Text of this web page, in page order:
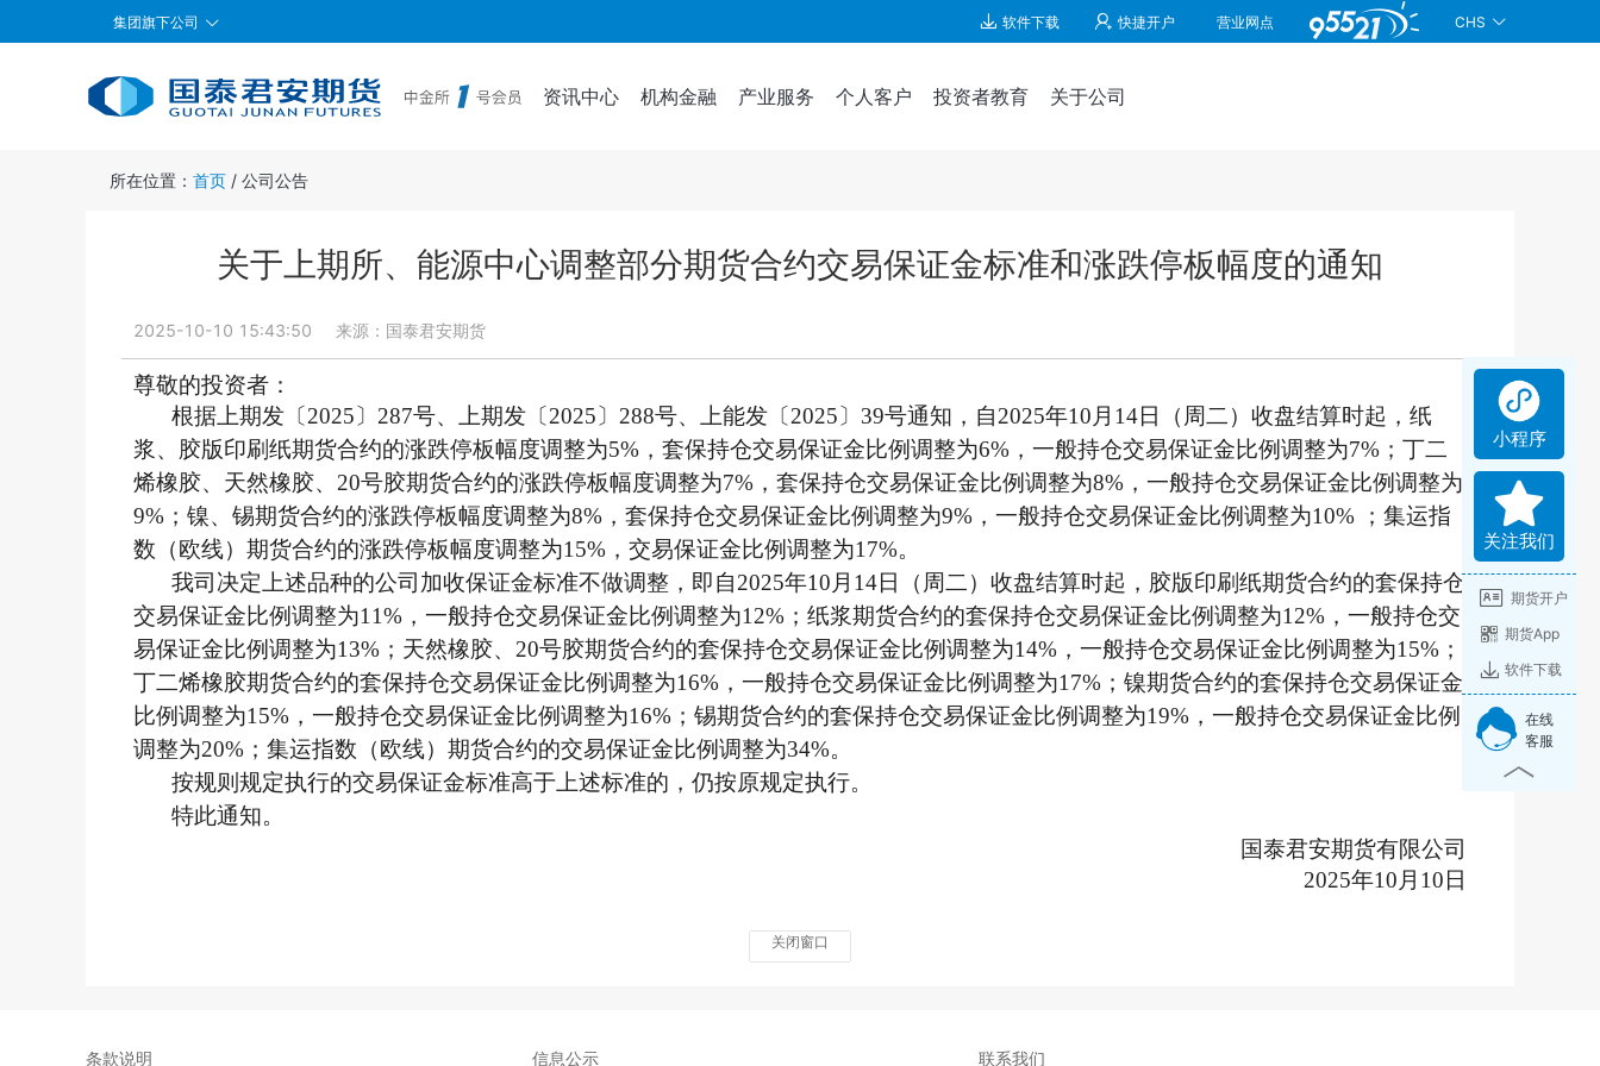
集团旗下公司 软件下载 快捷开户 营业网点 CHS
资讯中心 机构金融 产业服务 个人客户 投资者教育 关于公司
所在位置： 首页 / 公司公告
关于上期所、能源中心调整部分期货合约交易保证金标准和涨跌停板幅度的通知
2025-10-10 15:43:50 来源： 国泰君安期货
尊敬的投资者：
根据上期发〔2025〕287号、上期发〔2025〕288号、上能发〔2025〕39号通知，自2025年10月14日（周二）收盘结算时起，纸
浆、胶版印刷纸期货合约的涨跌停板幅度调整为5%，套保持仓交易保证金比例调整为6%，一般持仓交易保证金比例调整为7%；丁二
烯橡胶、天然橡胶、20号胶期货合约的涨跌停板幅度调整为7%，套保持仓交易保证金比例调整为8%，一般持仓交易保证金比例调整为
9%；镍、锡期货合约的涨跌停板幅度调整为8%，套保持仓交易保证金比例调整为9%，一般持仓交易保证金比例调整为10% ；集运指
数（欧线）期货合约的涨跌停板幅度调整为15%，交易保证金比例调整为17%。
我司决定上述品种的公司加收保证金标准不做调整，即自2025年10月14日（周二）收盘结算时起，胶版印刷纸期货合约的套保持仓
交易保证金比例调整为11%，一般持仓交易保证金比例调整为12%；纸浆期货合约的套保持仓交易保证金比例调整为12%，一般持仓交
易保证金比例调整为13%；天然橡胶、20号胶期货合约的套保持仓交易保证金比例调整为14%，一般持仓交易保证金比例调整为15%；
丁二烯橡胶期货合约的套保持仓交易保证金比例调整为16%，一般持仓交易保证金比例调整为17%；镍期货合约的套保持仓交易保证金
比例调整为15%，一般持仓交易保证金比例调整为16%；锡期货合约的套保持仓交易保证金比例调整为19%，一般持仓交易保证金比例
调整为20%；集运指数（欧线）期货合约的交易保证金比例调整为34%。
按规则规定执行的交易保证金标准高于上述标准的，仍按原规定执行。
特此通知。
国泰君安期货有限公司
2025年10月10日
关闭窗口
小程序
关注我们
期货开户
期货App
软件下载
在线
客服
条款说明 信息公示 联系我们